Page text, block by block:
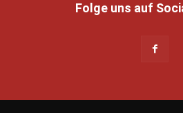
Folge uns auf